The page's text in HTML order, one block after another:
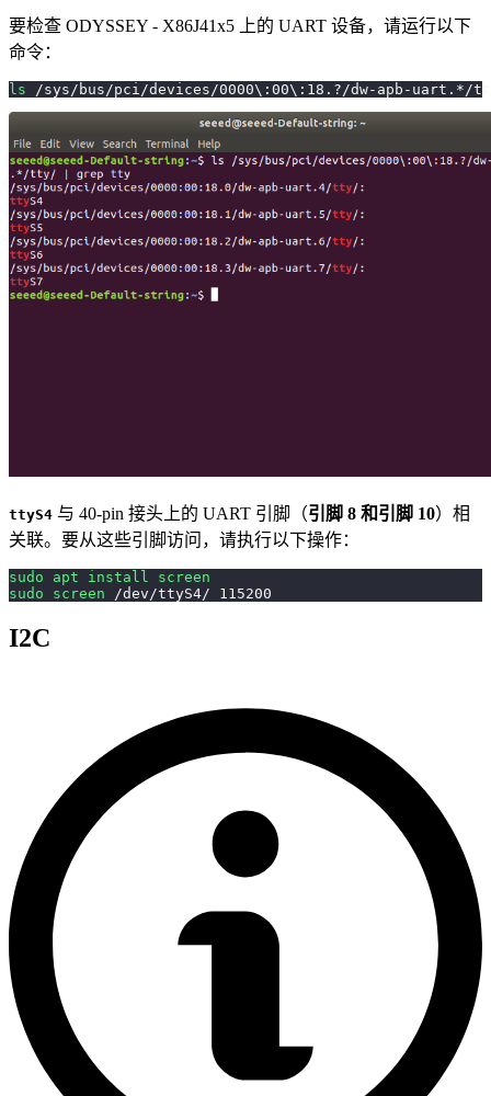
要检查 ODYSSEY - X86J41x5 上的 UART 设备，请运行以下
命令：
ls /sys/bus/pci/devices/0000\ :00\ :18.?/dw-apb-
ttyS4 与 40-pin 接头上的 UART 引脚（引脚 8 和引脚 10）相
关联。要从这些引脚访问，请执行以下操作：
sudo apt install
screen
sudo
screen /dev/ttyS4/ 115200
I2C